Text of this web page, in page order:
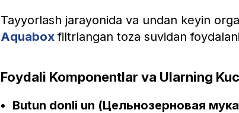
Tayyorlash jarayonida va undan keyin
Aquabox filtrlangan toza suvidan
Foydali Komponentlar va Ularning
Butun donli un (Цельнозерновая